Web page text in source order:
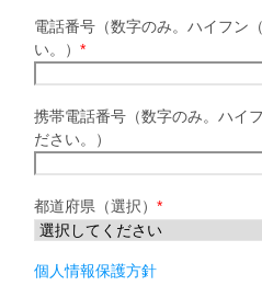
電話番号（数字のみ。ハイフン
い。） *
携帯電話番号（数字のみ。ハイ
ださい。）
都道府県（選択） *
個人情報保護方針